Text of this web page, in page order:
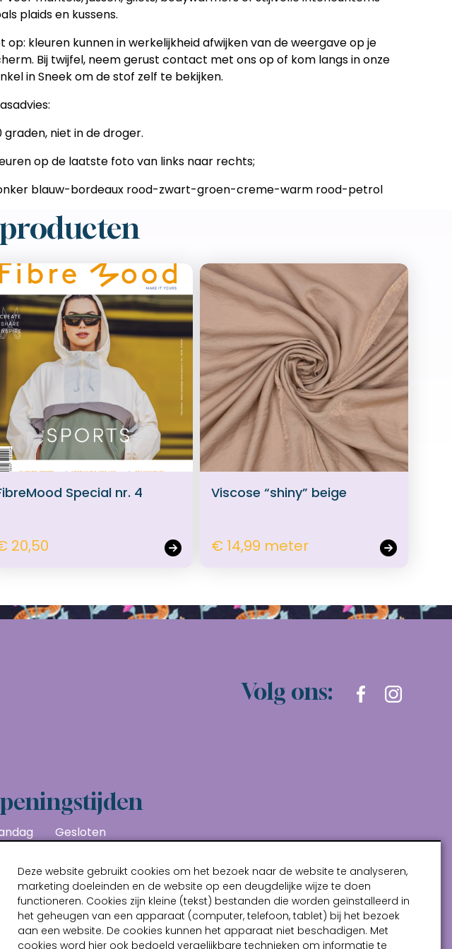
plaids en kussens.
op: kleuren kunnen in werkelijkheid afwijken van de weergave op je
Bij twijfel, neem gerust contact met ons op of kom langs in onze
in Sneek om de stof zelf te bekijken.
graden, niet in de droger.
op de laatste foto van links naar rechts;
blauw-bordeaux rood-zwart-groen-creme-warm rood-petrol
Special nr. 4
20,50
Viscose “shiny” beige
€ 14,99 meter
Volg ons:
Gesloten
10:00 - 17:00
10:00 - 17:00
10:00 - 17:00
10:00 - 17:00
Deze website gebruikt cookies om het bezoek naar de website te analyseren,
marketing doeleinden en de website op een deugdelijke wijze te doen
functioneren. Cookies zijn kleine (tekst) bestanden die worden geïnstalleerd in
het geheugen van een apparaat (computer, telefoon, tablet) bij het bezoek
aan een website. De cookies kunnen het apparaat niet beschadigen. Met
cookies word hier ook bedoeld vergelijkbare technieken om informatie te